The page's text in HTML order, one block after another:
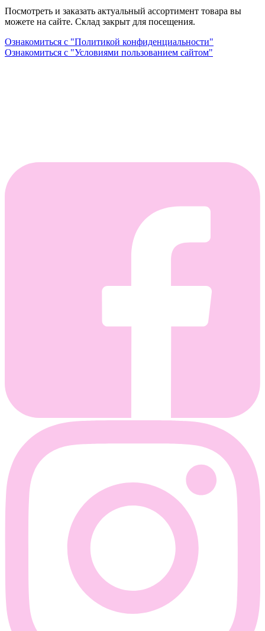
Посмотреть и заказать актуальный ассортимент товара вы
можете на сайте. Склад закрыт для посещения.
Ознакомиться с "Политикой конфиденциальности"
Ознакомиться с "Условиями пользованием сайтом"